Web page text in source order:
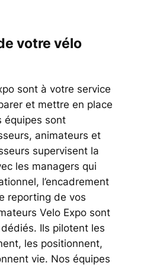
votre vélo
sont à votre service
et mettre en place
équipes sont
animateurs et
supervisent la
les managers qui
l’encadrement
reporting de vos
Velo Expo sont
Ils pilotent les
les positionnent,
vie. Nos équipes